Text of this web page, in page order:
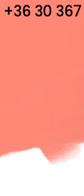
+36 30